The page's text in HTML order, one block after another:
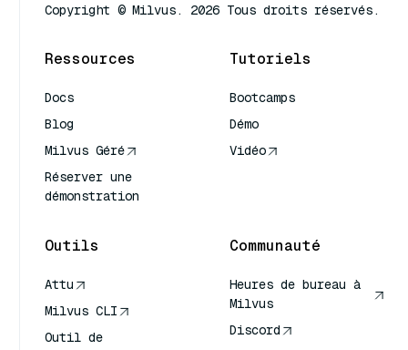
Copyright © Milvus. 2026 Tous droits réservés.
Ressources
Docs
Blog
Milvus Géré
Réserver une
démonstration
Tutoriels
Bootcamps
Démo
Vidéo
Outils
Attu
Milvus CLI
Outil de
Communauté
Heures de bureau à
Milvus
Discord